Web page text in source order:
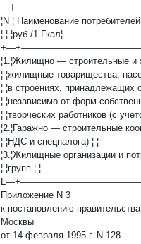
¦N ¦ Наименование
¦ ¦ ¦руб./1 Гкал¦
¦1.¦Жилищно — строительные и
¦ ¦жилищные товарищества;
¦ ¦в строениях, принадлежащих
¦ ¦независимо от форм
¦ ¦творческих работников (с
¦2.¦Гаражно — строительные
¦ ¦НДС и спецналога) ¦ ¦
¦3.¦Жилищные организации и
¦ ¦групп ¦ ¦
Приложение N 3
к постановлению правительства
Москвы
от 14 февраля 1995 г. N 128